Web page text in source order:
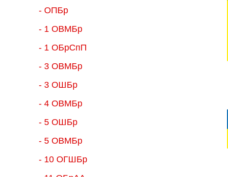
- ОПБр
- 1 ОВМБр
- 1 ОБрСпП
- 3 ОВМБр
- 3 ОШБр
- 4 ОВМБр
- 5 ОШБр
- 5 ОВМБр
- 10 ОГШБр